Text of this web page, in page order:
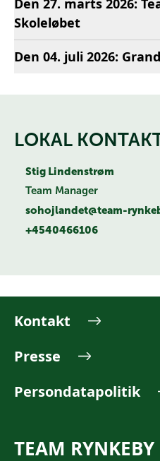
Skoleløbet
Den 04. juli 2026:
LOKAL
Stig Lindenstrøm
Team Manager
sohojlandet@team-
+4540466106
Kontakt
Presse
Persondatapolitik
TEAM RYNKEBY